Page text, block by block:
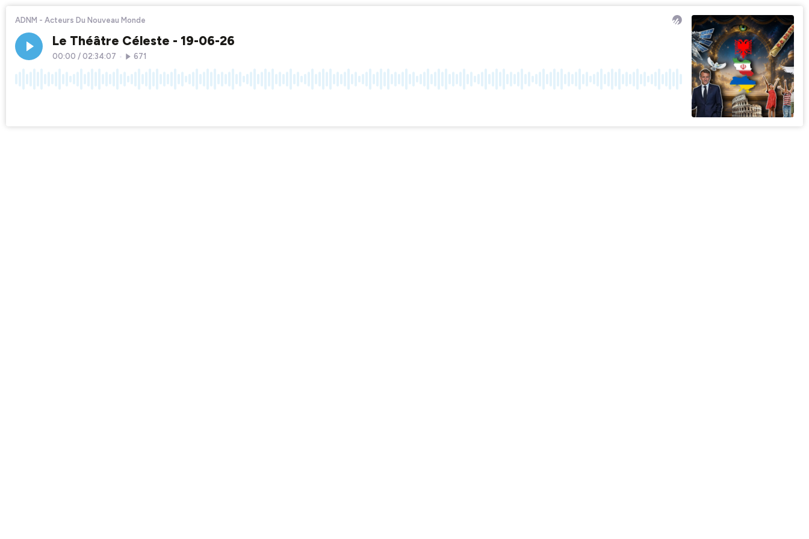
ADNM - Acteurs Du Nouveau Monde
Le Théâtre Céleste - 19-06-26
00:00 /02:34:07 671